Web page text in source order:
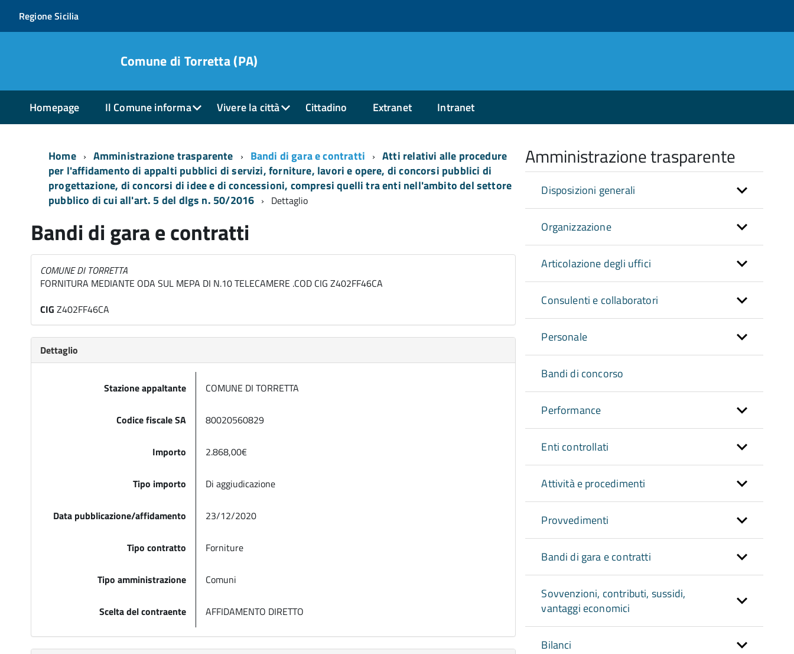
Regione Sicilia
Comune di Torretta (PA)
Homepage Il Comune informa Vivere la città Cittadino Extranet Intranet
Home Amministrazione trasparente Bandi di gara e contratti
Atti relativi alle procedure
per l'affidamento di appalti pubblici di servizi, forniture, lavori e opere, di concorsi pubblici di
progettazione, di concorsi di idee e di concessioni, compresi quelli tra enti nell'ambito del settore
pubblico di cui all'art. 5 del dlgs n. 50/2016
Dettaglio
Bandi di gara e contratti
COMUNE DI TORRETTA
FORNITURA MEDIANTE ODA SUL MEPA DI N.10 TELECAMERE .COD CIG Z402FF46CA
CIG Z402FF46CA
Dettaglio
Stazione appaltante COMUNE DI TORRETTA
Codice fiscale SA 80020560829
Importo 2.868,00€
Tipo importo Di aggiudicazione
Data pubblicazione/affidamento 23/12/2020
Tipo contratto Forniture
Tipo amministrazione Comuni
Scelta del contraente AFFIDAMENTO DIRETTO
Amministrazione trasparente
Disposizioni generali
Organizzazione
Articolazione degli uffici
Consulenti e collaboratori
Personale
Bandi di concorso
Performance
Enti controllati
Attività e procedimenti
Provvedimenti
Bandi di gara e contratti
Sovvenzioni, contributi, sussidi,
vantaggi economici
Bilanci